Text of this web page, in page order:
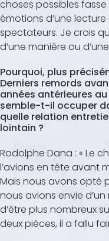
choses possibles
émotions d’une
spectateurs. Je crois
d’une manière ou
Pourquoi, plus
Derniers remords
années antérieures
semble-t-il occuper
quelle relation
lointain ?
Rodolphe Dana : « Le
l’avions en tête avant
Mais nous avons opté
nous avions envie
d’être plus nombreux
deux pièces, il a fallu